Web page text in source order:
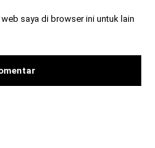
saya di browser ini untuk lain